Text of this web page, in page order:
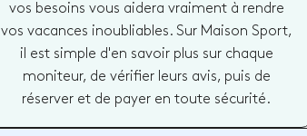
vos besoins vous aidera vraiment à rendre
vos vacances inoubliables. Sur Maison Sport,
il est simple d'en savoir plus sur chaque
moniteur, de vérifier leurs avis, puis de
réserver et de payer en toute sécurité.